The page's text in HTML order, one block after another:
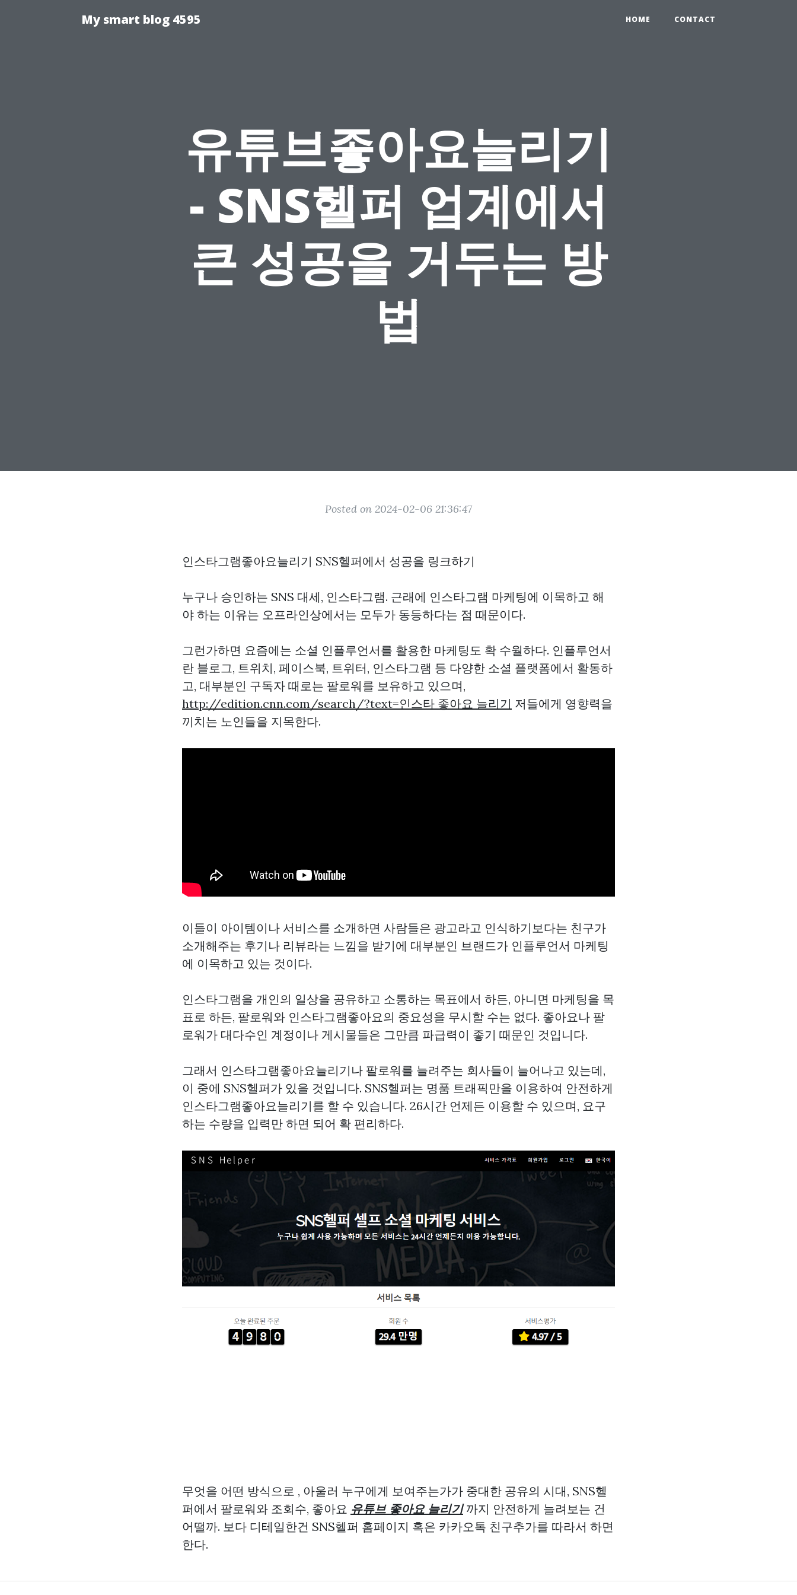
My smart blog 4595 HOME CONTACT
유튜브좋아요늘리기
- SNS헬퍼 업계에서
큰 성공을 거두는 방
법
Posted on 2024-02-06 21:36:47
인스타그램좋아요늘리기 SNS헬퍼에서 성공을 링크하기
누구나 승인하는 SNS 대세, 인스타그램. 근래에 인스타그램 마케팅에 이목하고 해
야 하는 이유는 오프라인상에서는 모두가 동등하다는 점 때문이다.
그런가하면 요즘에는 소셜 인플루언서를 활용한 마케팅도 확 수월하다. 인플루언서
란 블로그, 트위치, 페이스북, 트위터, 인스타그램 등 다양한 소셜 플랫폼에서 활동하
고, 대부분인 구독자 때로는 팔로워를 보유하고 있으며,
http://edition.cnn.com/search/?text=인스타 좋아요 늘리기 저들에게 영향력을
끼치는 노인들을 지목한다.
이들이 아이템이나 서비스를 소개하면 사람들은 광고라고 인식하기보다는 친구가
소개해주는 후기나 리뷰라는 느낌을 받기에 대부분인 브랜드가 인플루언서 마케팅
에 이목하고 있는 것이다.
인스타그램을 개인의 일상을 공유하고 소통하는 목표에서 하든, 아니면 마케팅을 목
표로 하든, 팔로워와 인스타그램좋아요의 중요성을 무시할 수는 없다. 좋아요나 팔
로워가 대다수인 계정이나 게시물들은 그만큼 파급력이 좋기 때문인 것입니다.
그래서 인스타그램좋아요늘리기나 팔로워를 늘려주는 회사들이 늘어나고 있는데,
이 중에 SNS헬퍼가 있을 것입니다. SNS헬퍼는 명품 트래픽만을 이용하여 안전하게
인스타그램좋아요늘리기를 할 수 있습니다. 26시간 언제든 이용할 수 있으며, 요구
하는 수량을 입력만 하면 되어 확 편리하다.
무엇을 어떤 방식으로 , 아울러 누구에게 보여주는가가 중대한 공유의 시대, SNS헬
퍼에서 팔로워와 조회수, 좋아요 유튜브 좋아요 늘리기까지 안전하게 늘려보는 건
어떨까. 보다 디테일한건 SNS헬퍼 홈페이지 혹은 카카오톡 친구추가를 따라서 하면
한다.